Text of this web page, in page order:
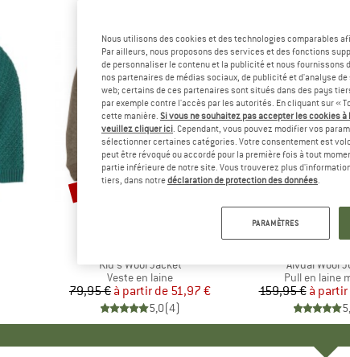
Article
Kid's Wool Jacket
Product group
Veste en laine
Prix
79,95 € Prix réduit
à partir de 51,97 €
5,0(4)
Remise
Jusqu'à -35 %
Article
Alvdal Wool
Product
Pull en laine
159,95 € à partir
Remise
Jusqu'à -40 %
Nous utilisons des cookies et des technologies comparables
Par ailleurs, nous proposons des services et des fonctions
de personnaliser le contenu et la publicité et nous fournissons
nos partenaires de médias sociaux, de publicité et d'analyse
web; certains de ces partenaires sont situés dans des pays
par exemple contre l'accès par les autorités. En cliquant sur «
cette manière. Si vous ne souhaitez pas accepter les cookies
veuillez cliquer ici. Cependant, vous pouvez modifier vos
sélectionner certaines catégories. Votre consentement est
peut être révoqué ou accordé pour la première fois à tout
partie inférieure de notre site. Vous trouverez plus
tiers, dans notredéclaration de protection des données.
PARAMÈTRES